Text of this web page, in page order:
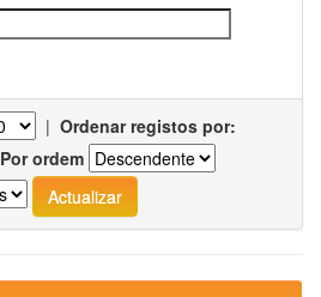
| Ordenar registos por:
Por ordem